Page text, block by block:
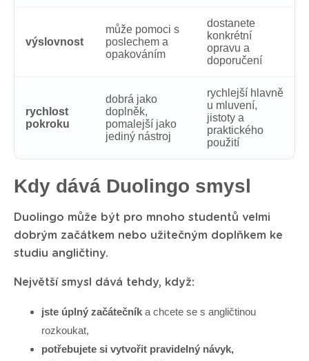
výslovnost
může pomoci s
poslechem a
opakováním
dostanete
konkrétní
opravu a
doporučení
rychlost
pokroku
dobrá jako
doplněk,
pomalejší jako
jediný nástroj
rychlejší hlavně
u mluvení,
jistoty a
praktického
použití
Kdy dává Duolingo smysl
Duolingo může být pro mnoho studentů velmi
dobrým začátkem nebo užitečným doplňkem ke
studiu angličtiny.
Největší smysl dává tehdy, když:
jste úplný začátečník a chcete se s angličtinou
rozkoukat,
potřebujete si vytvořit pravidelný návyk,